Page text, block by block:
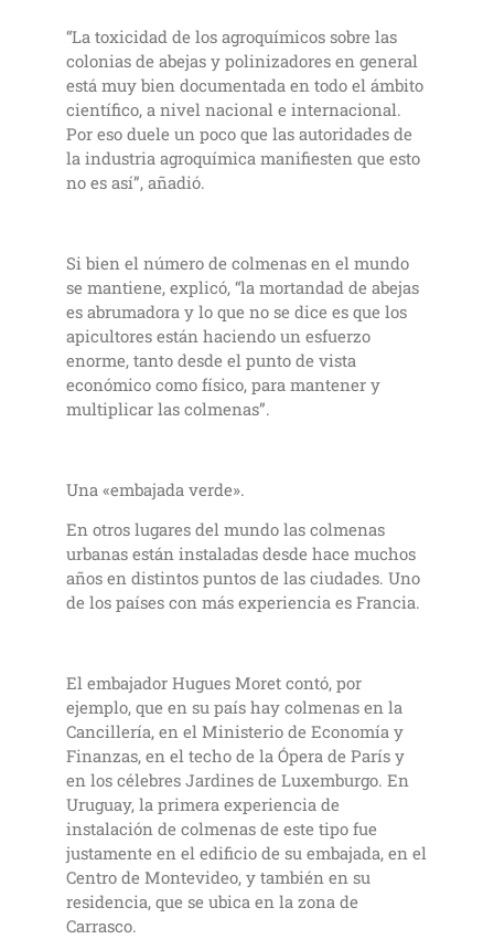
“La toxicidad de los agroquímicos sobre las
colonias de abejas y polinizadores en general
está muy bien documentada en todo el ámbito
científico, a nivel nacional e internacional.
Por eso duele un poco que las autoridades de
la industria agroquímica manifiesten que esto
no es así”, añadió.
Si bien el número de colmenas en el mundo
se mantiene, explicó, “la mortandad de abejas
es abrumadora y lo que no se dice es que los
apicultores están haciendo un esfuerzo
enorme, tanto desde el punto de vista
económico como físico, para mantener y
multiplicar las colmenas”.
Una «embajada verde».
En otros lugares del mundo las colmenas
urbanas están instaladas desde hace muchos
años en distintos puntos de las ciudades. Uno
de los países con más experiencia es Francia.
El embajador Hugues Moret contó, por
ejemplo, que en su país hay colmenas en la
Cancillería, en el Ministerio de Economía y
Finanzas, en el techo de la Ópera de París y
en los célebres Jardines de Luxemburgo. En
Uruguay, la primera experiencia de
instalación de colmenas de este tipo fue
justamente en el edificio de su embajada, en el
Centro de Montevideo, y también en su
residencia, que se ubica en la zona de
Carrasco.